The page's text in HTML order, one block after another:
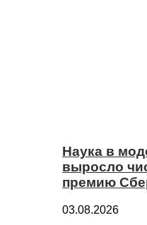
Наука в
выросло
премию
03.08.2026